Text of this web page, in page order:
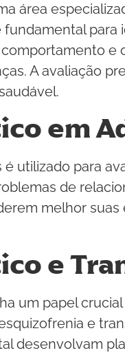
área
A avaliação
em
utilizado para
de
melhor
e
um papel
e
desenvolvam